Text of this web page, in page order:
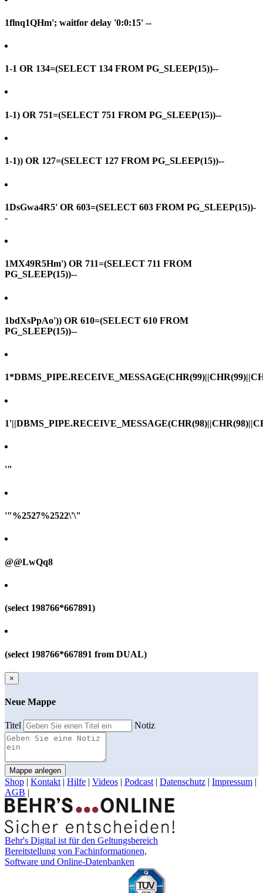
1flnq1QHm'; waitfor delay '0:0:15' --
1-1 OR 134=(SELECT 134 FROM PG_SLEEP(15))--
1-1) OR 751=(SELECT 751 FROM PG_SLEEP(15))--
1-1)) OR 127=(SELECT 127 FROM PG_SLEEP(15))--
1DsGwa4R5' OR 603=(SELECT 603 FROM PG_SLEEP(15))-
-
1MX49R5Hm') OR 711=(SELECT 711 FROM
PG_SLEEP(15))--
1bdXsPpAo')) OR 610=(SELECT 610 FROM
PG_SLEEP(15))--
'"
'"%2527%2522\'\"
@@LwQq8
(select 198766*667891)
(select 198766*667891 from DUAL)
×
Neue Mappe
Titel Notiz
Mappe anlegen
Shop | Kontakt | Hilfe | Videos | Podcast | Datenschutz | Impressum |
AGB |
Behr's Digital ist für den Geltungsbereich
Bereitstellung von Fachinformationen,
Software und Online-Datenbanken